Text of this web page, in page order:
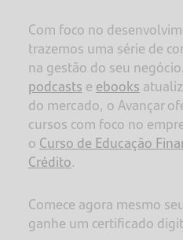
Com foco no
trazemos uma série de
na gestão do seu
podcasts e ebooks
do mercado, o Avançar
cursos com foco no
o Curso de Educação
Crédito.
Comece agora mesmo
ganhe um certificado